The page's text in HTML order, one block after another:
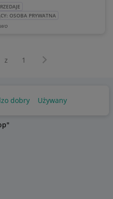
OSOBA PRYWATNA
z 1 Następna strona
dobry Używany